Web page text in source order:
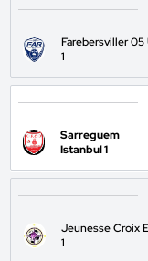
Farebersviller 05
1
Sarreguem
Istanbul 1
Jeunesse Croix
1